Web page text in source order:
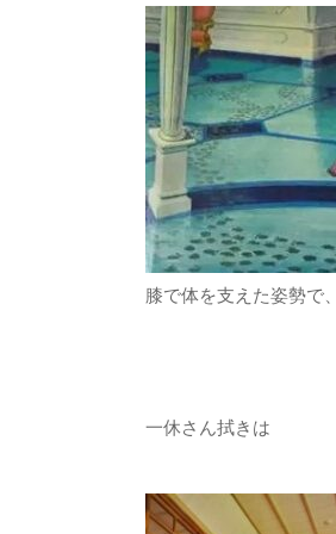
膝で体を支えた姿勢で
一休さん拭きは